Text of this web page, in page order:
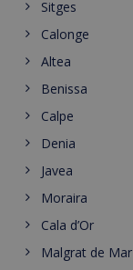
Sitges
Calonge
Altea
Benissa
Calpe
Denia
Javea
Moraira
Cala d’Or
Malgrat de Mar